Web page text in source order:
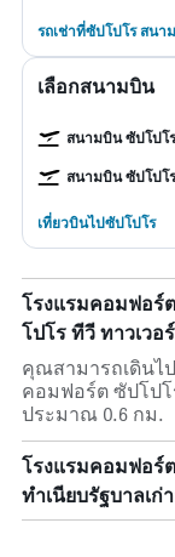
รถเช่าที่ซัปโปโร สน
เลือกสนามบิน
สนามบิน ซัปโปโ
สนามบิน ซัปโปโ
เที่ยวบินไปซัปโปโร
โรงแรมคอมฟอร์
โปโร ทีวี ทาวเวอ
คุณสามารถเดินไ
คอมฟอร์ต ซัปโป
ประมาณ 0.6 กม.
โรงแรมคอมฟอร์
ทำเนียบรัฐบาลเก่